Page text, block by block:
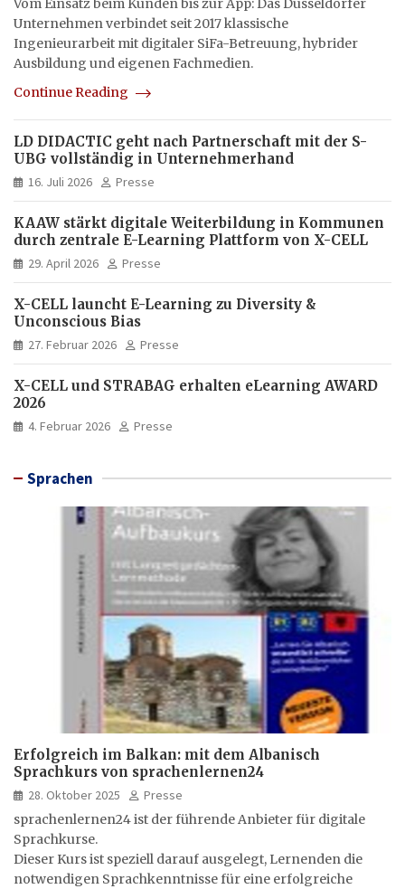
Vom Einsatz beim Kunden bis zur App: Das Düsseldorfer
Unternehmen verbindet seit 2017 klassische
Ingenieurarbeit mit digitaler SiFa-Betreuung, hybrider
Ausbildung und eigenen Fachmedien.
Continue Reading
LD DIDACTIC geht nach Partnerschaft mit der S-
UBG vollständig in Unternehmerhand
16. Juli 2026 Presse
KAAW stärkt digitale Weiterbildung in Kommunen
durch zentrale E-Learning Plattform von X-CELL
29. April 2026 Presse
X-CELL launcht E-Learning zu Diversity &
Unconscious Bias
27. Februar 2026 Presse
X-CELL und STRABAG erhalten eLearning AWARD
2026
4. Februar 2026 Presse
Sprachen
Erfolgreich im Balkan: mit dem Albanisch
Sprachkurs von sprachenlernen24
28. Oktober 2025
Presse
sprachenlernen24 ist der führende Anbieter für digitale
Sprachkurse.
Dieser Kurs ist speziell darauf ausgelegt, Lernenden die
notwendigen Sprachkenntnisse für eine erfolgreiche